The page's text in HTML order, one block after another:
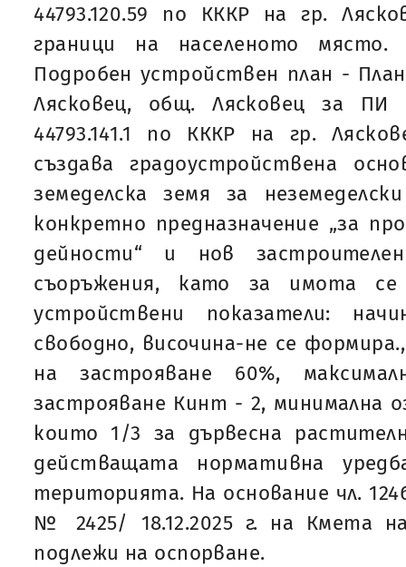
44793.120.59 по КККР на гр.
граници на населеното
Подробен устройствен план -
Лясковец, общ. Лясковец за
44793.141.1 по КККР на гр.
създава градоустройствена
земеделска земя за
конкретно предназначение „за
дейности“ и нов
съоръжения, като за имота се
устройствени показатели:
свободно, височина-не се
на застрояване 60%,
застрояване Кинт - 2, минимална
които 1/3 за дървесна
действащата нормативна
територията. На основание чл.
№ 2425/ 18.12.2025 г. на Кмета
подлежи на оспорване.